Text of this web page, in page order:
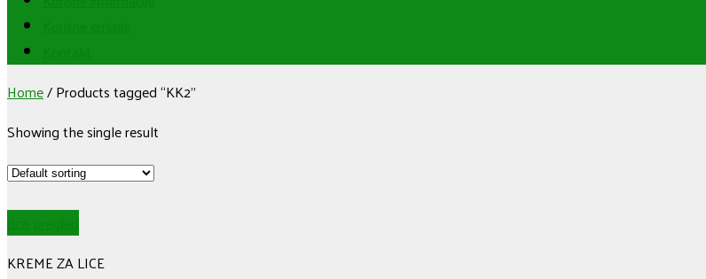
Home/Products tagged “KK2”
Showing the single result
KREME ZA LICE